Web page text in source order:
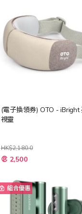
(電子換領券) OTO - iBright
視靈
HK$2,180.0
特
殊 2,500
組合優惠